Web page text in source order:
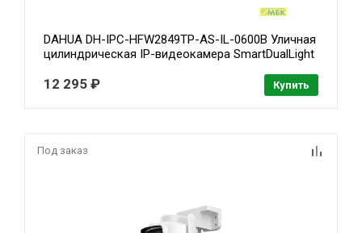
DAHUA DH-IPC-HFW2849TP-AS-IL-0600B Уличная
цилиндрическая IP-видеокамера SmartDualLight
видеоаналитика, микрофон, ИК 60м, LED 50м,
12 295 ₽ Купить
Под заказ